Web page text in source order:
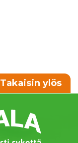
Takaisin ylös